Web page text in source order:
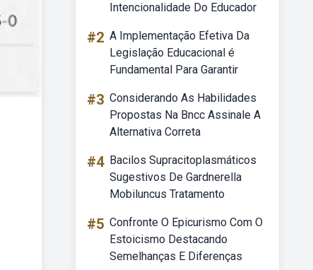
Intencionalidade Do Educador
#2 A Implementação Efetiva Da
Legislação Educacional é
Fundamental Para Garantir
#3 Considerando As Habilidades
Propostas Na Bncc Assinale A
Alternativa Correta
#4 Bacilos Supracitoplasmáticos
Sugestivos De Gardnerella
Mobiluncus Tratamento
#5 Confronte O Epicurismo Com O
Estoicismo Destacando
Semelhanças E Diferenças